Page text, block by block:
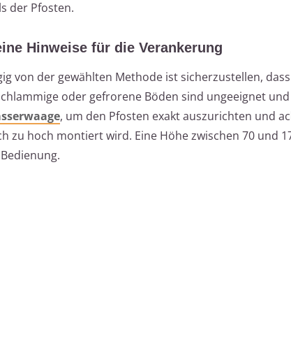
der Pfosten.
Hinweise für die Verankerung
von der gewählten Methode ist sicherzustellen,
oder gefrorene Böden sind ungeeignet
, um den Pfosten exakt auszurichten und
zu hoch montiert wird. Eine Höhe zwischen 70 und